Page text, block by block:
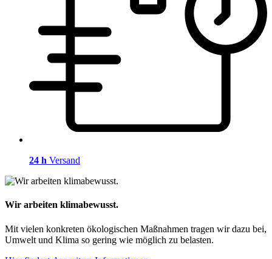
24 h Versand
Wir arbeiten klimabewusst.
Mit vielen konkreten ökologischen Maßnahmen tragen wir dazu bei,
Umwelt und Klima so gering wie möglich zu belasten.